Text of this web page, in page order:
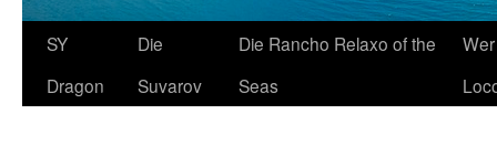
SY
Dragon
Die
Suvarov
Die Rancho Relaxo of the
Seas